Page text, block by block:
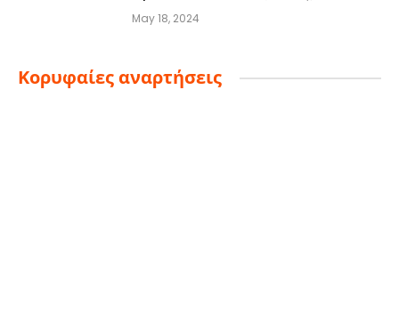
May 18, 2024
Κορυφαίες αναρτήσεις